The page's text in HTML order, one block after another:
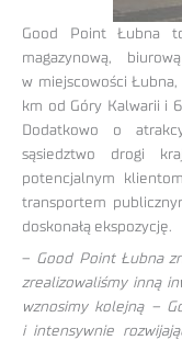
Good Point Łubna
magazynową,
w miejscowości
km od Góry Kalwarii i
Dodatkowo o
sąsiedztwo drogi
potencjalnym
transportem
doskonałą ekspozycję.
– Good Point Łubna
zrealizowaliśmy inną
wznosimy kolejną –
i intensywnie